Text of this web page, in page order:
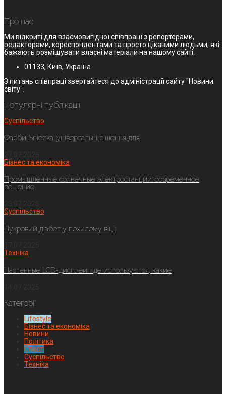
Про нас
Ми відкриті для взаємовигідної співпраці з репортерами,
редакторами, кореспондентами та просто цікавими людьми, які
бажають розміщувати власні матеріали на нашому сайті.
01133, Київ, Україна
З питань співпраці звертайтеся до адміністрації сайту "Новини
світу".
Популярні публікації
Суспільство
Фарби Sniezka: універсальні рішення для
Бізнес та економіка
Промышленные солнечные электростанции: современное
решение
Суспільство
Цукровий діабет у похилому віці:
Техніка
Настенные LCD-дисплеи: где используются, какие
Категорії
Lifestyle
Бізнес та економіка
Новини
Політика
Спорт
Суспільство
Техніка